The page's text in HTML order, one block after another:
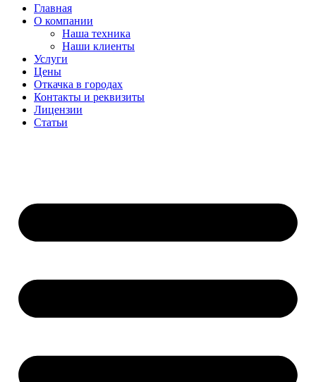
Главная
О компании
Наша техника
Наши клиенты
Услуги
Цены
Откачка в городах
Контакты и реквизиты
Лицензии
Статьи